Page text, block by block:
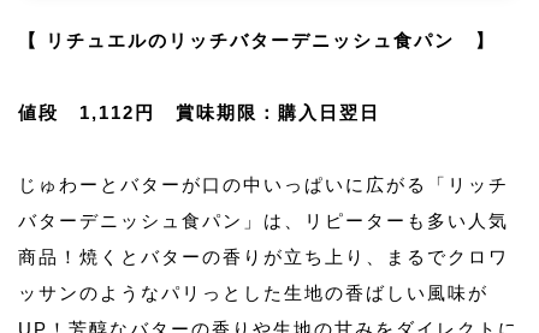
【 リチュエルのリッチバターデニッシュ食パン 】
値段 1,112円 賞味期限：購入日翌日
じゅわーとバターが口の中いっぱいに広がる「リッチ
バターデニッシュ食パン」は、リピーターも多い人気
商品！焼くとバターの香りが立ち上り、まるでクロワ
ッサンのようなパリっとした生地の香ばしい風味が
UP！芳醇なバターの香りや生地の甘みをダイレクトに